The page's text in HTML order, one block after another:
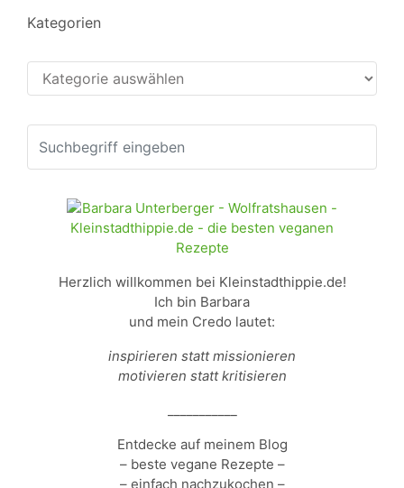
Kategorien
Kategorien
Herzlich willkommen bei Kleinstadthippie.de!
Ich bin Barbara
und mein Credo lautet:
inspirieren statt missionieren
motivieren statt kritisieren
Entdecke auf meinem Blog
– beste vegane Rezepte –
– einfach nachzukochen –